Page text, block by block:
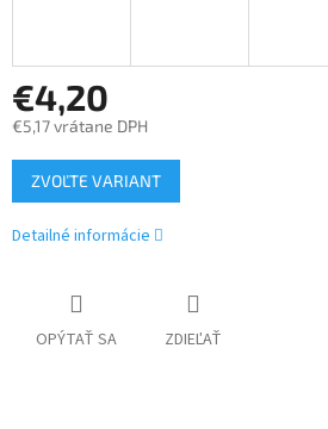
€4,20
€5,17 vrátane DPH
Jednotková
cena:
ZVOĽTE VARIANT
Detailné informácie
OPÝTAŤ SA ZDIEĽAŤ